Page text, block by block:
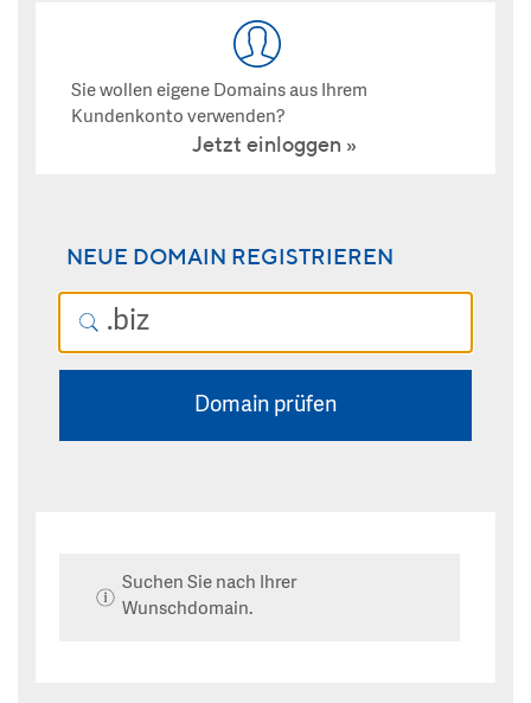
Sie wollen eigene Domains aus Ihrem
Kundenkonto verwenden?
Jetzt einloggen
NEUE DOMAIN REGISTRIEREN
Domain prüfen
Suchen Sie nach Ihrer
Wunschdomain.